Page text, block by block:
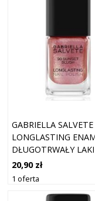
GABRIELLA SALVETE
LONGLASTING
DŁUGOTRWAŁY
PAZNOKCI Z
BLASKIEM ODCIEŃ 90
20,90 zł
1 oferta